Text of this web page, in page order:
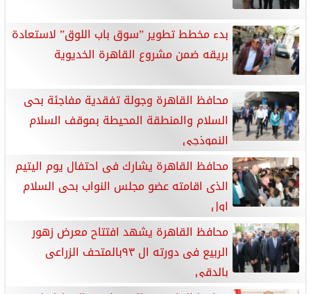
بدء مخطط تطوير ”سوق باب اللوق” لاستعادة
بريقه ضمن مشروع القاهرة الخديوية
محافظ القاهرة وجولة تفقدية مفاجئة بحى
السلام والمنطقة المحيطة بموقف السلام
النموذجي
محافظ القاهرة يشارك فى احتفال يوم اليتيم
الذى اقامته عضو مجلس النواب بحى السلام
اول
محافظ القاهرة يشهد افتتاح معرض زهور
الربيع فى دورته ال ٩٣بالمتحف الزراعى
بالدقى